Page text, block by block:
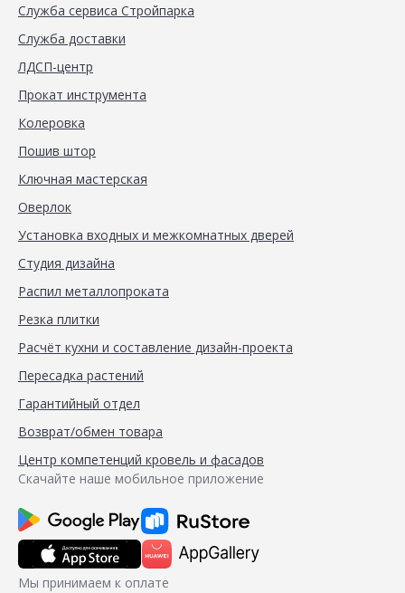
Служба сервиса Стройпарка
Служба доставки
ЛДСП-центр
Прокат инструмента
Колеровка
Пошив штор
Ключная мастерская
Оверлок
Установка входных и межкомнатных дверей
Студия дизайна
Распил металлопроката
Резка плитки
Расчёт кухни и составление дизайн-проекта
Пересадка растений
Гарантийный отдел
Возврат/обмен товара
Центр компетенций кровель и фасадов
Скачайте наше мобильное приложение
Мы принимаем к оплате